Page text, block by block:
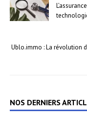
Ublo.immo : La révolution
NOS DERNIERS